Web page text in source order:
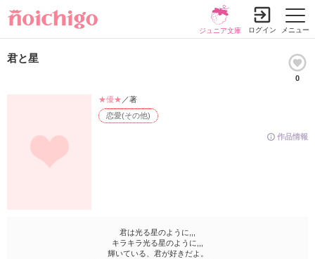
メニュー
ジュニア文庫 ログイン
君と星
0
作品情報
恋愛(その他)
★優★ ／著
君は光る星のように,,,
キラキラ光る星のように,,,
輝いている、君が好きだよ。